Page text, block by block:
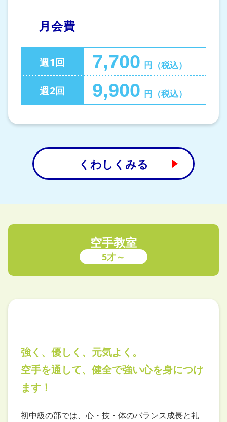
月会費
週1回 7,700 円（税込）
週2回 9,900 円（税込）
くわしくみる
空手教室
5才～
強く、優しく、元気よく。
空手を通して、健全で強い心を身につけ
ます！
初中級の部では、心・技・体のバランス成長と礼